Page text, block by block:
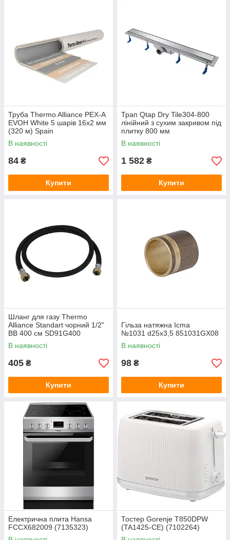
Труба Thermo Alliance PEX-A
EVOH White 5 шарів 16х2 мм
(320 м) Spain
В наявності
84 ₴
Купити
Трап Qtap Dry Tile304-800
лінійний з сухим закривом під
плитку 800 мм
В наявності
1 582 ₴
Купити
Шланг для газу Thermo
Alliance Standart чорний 1/2"
ВВ 400 см SD91G400
В наявності
405 ₴
Купити
Гільза натяжна Icma
№1031 d25x3,5 851031GX08
В наявності
98 ₴
Купити
Електрична плита Hansa
FCCX682009 (7135323)
Тостер Gorenje T850DPW
(TA1425-CE) (7102264)